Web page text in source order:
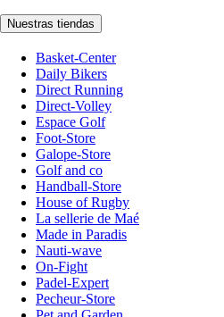
Nuestras tiendas
Basket-Center
Daily Bikers
Direct Running
Direct-Volley
Espace Golf
Foot-Store
Galope-Store
Golf and co
Handball-Store
House of Rugby
La sellerie de Maé
Made in Paradis
Nauti-wave
On-Fight
Padel-Expert
Pecheur-Store